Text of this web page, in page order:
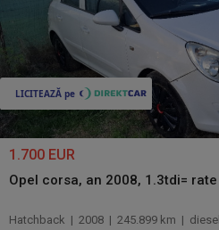
1.700 EUR
Opel corsa, an 2008, 1.3tdi=
Hatchback | 2008 | 245.899 km | diesel